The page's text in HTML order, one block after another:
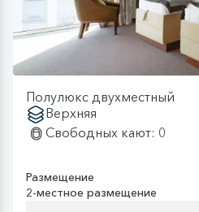
Полулюкс двухместный
Верхняя
Свободных кают: 0
Размещение
2-местное размещение